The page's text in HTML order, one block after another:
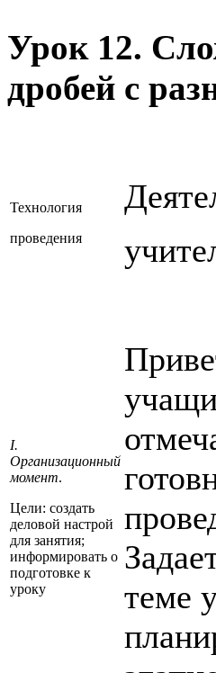
Урок 12.
дробей с
Технология
проведения
I.
Организационный
момент.
Цели: создать
деловой настрой
для занятия;
информировать о
подготовке к
уроку
теме